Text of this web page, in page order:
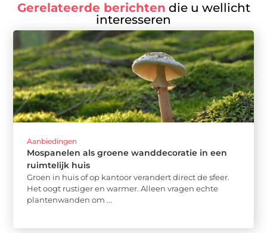
Gerelateerde berichten die u wellicht
interesseren
Aanbiedingen
Mospanelen als groene wanddecoratie in een
ruimtelijk huis
Groen in huis of op kantoor verandert direct de sfeer.
Het oogt rustiger en warmer. Alleen vragen echte
plantenwanden om ...